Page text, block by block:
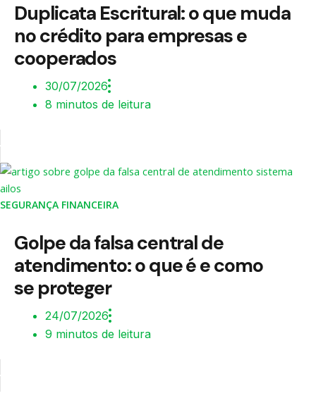
Duplicata Escritural: o que muda
no crédito para empresas e
cooperados
30/07/2026
8 minutos de leitura
SEGURANÇA FINANCEIRA
Golpe da falsa central de
atendimento: o que é e como
se proteger
24/07/2026
9 minutos de leitura